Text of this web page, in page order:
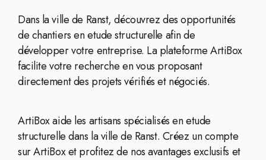
Dans la ville de Ranst, découvrez des opportunités
de chantiers en etude structurelle afin de
développer votre entreprise. La plateforme ArtiBox
facilite votre recherche en vous proposant
directement des projets vérifiés et négociés.
ArtiBox aide les artisans spécialisés en etude
structurelle dans la ville de Ranst. Créez un compte
sur ArtiBox et profitez de nos avantages exclusifs et